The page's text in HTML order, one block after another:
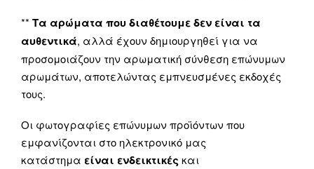
** Τα αρώματα που διαθέτουμε δεν είναι τα
αυθεντικά, αλλά έχουν δημιουργηθεί για να
προσομοιάζουν την αρωματική σύνθεση επώνυμων
αρωμάτων, αποτελώντας εμπνευσμένες εκδοχές
τους.
Οι φωτογραφίες επώνυμων προϊόντων που
εμφανίζονται στο ηλεκτρονικό μας
κατάστημα είναι ενδεικτικές και